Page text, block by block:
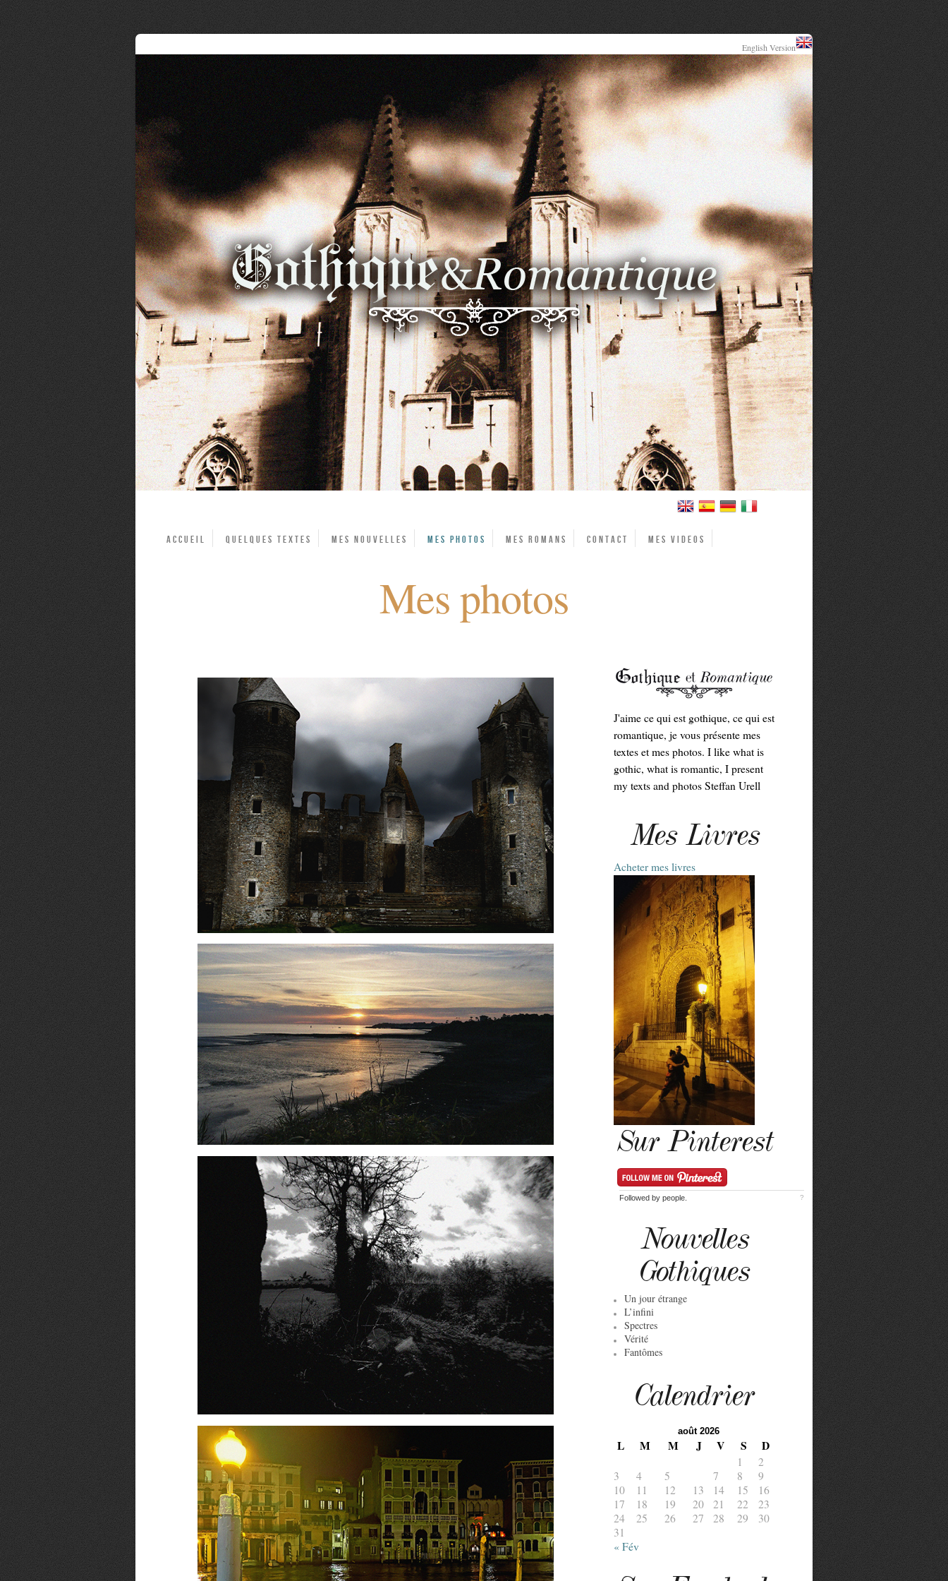
English Version
Accueil Quelques textes Mes Nouvelles Mes photos Mes Romans Contact Mes videos
Mes photos
J'aime ce qui est gothique, ce qui est
romantique, je vous présente mes
textes et mes photos. I like what is
gothic, what is romantic, I present
my texts and photos Steffan Urell
Mes Livres
Acheter mes livres
Sur Pinterest
Followed by people. ?
Nouvelles
Gothiques
Un jour étrange
L’infini
Spectres
Vérité
Fantômes
Calendrier
août 2026
L M M J V S D
1
2
3
4 5 7 8
9
10
11 12 13 14 15
16
17
18 19 20 21 22
23
24
25 26 27 28 29
30
31
« Fév